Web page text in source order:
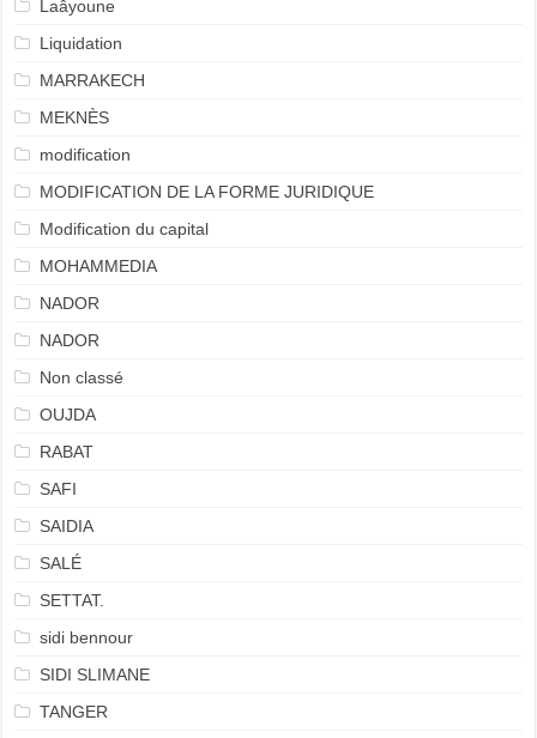
Laâyoune
Liquidation
MARRAKECH
MEKNÈS
modification
MODIFICATION DE LA FORME JURIDIQUE
Modification du capital
MOHAMMEDIA
NADOR
NADOR
Non classé
OUJDA
RABAT
SAFI
SAIDIA
SALÉ
SETTAT.
sidi bennour
SIDI SLIMANE
TANGER